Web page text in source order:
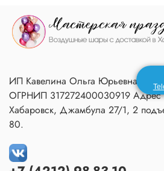
ИП Кавелина Ольга Юрьевна ИНН
ОГРНИП 317272400030919 Адрес
Хабаровск, Джамбула 27/1, 2
80.